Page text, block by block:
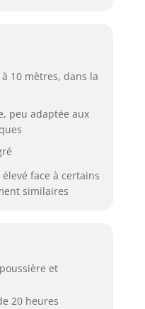
10 mètres, dans la
peu adaptée aux
face à certains
similaires
et
20 heures